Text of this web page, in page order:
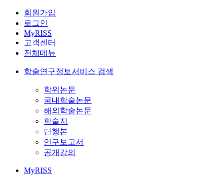
회원가입
로그인
MyRISS
고객센터
전체메뉴
학술연구정보서비스 검색
학위논문
국내학술논문
해외학술논문
학술지
단행본
연구보고서
공개강의
MyRISS